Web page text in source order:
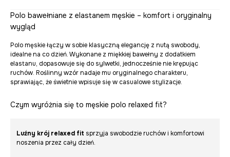
Polo bawełniane z elastanem męskie – komfort i oryginalny
wygląd
Polo męskie łączy w sobie klasyczną elegancję z nutą swobody,
idealne na co dzień. Wykonane z miękkiej bawełny z dodatkiem
elastanu, dopasowuje się do sylwetki, jednocześnie nie krępując
ruchów. Roślinny wzór nadaje mu oryginalnego charakteru,
sprawiając, że świetnie wpisuje się w casualowe stylizacje.
Czym wyróżnia się to męskie polo relaxed fit?
Luźny krój relaxed fit sprzyja swobodzie ruchów i komfortowi
noszenia przez cały dzień.